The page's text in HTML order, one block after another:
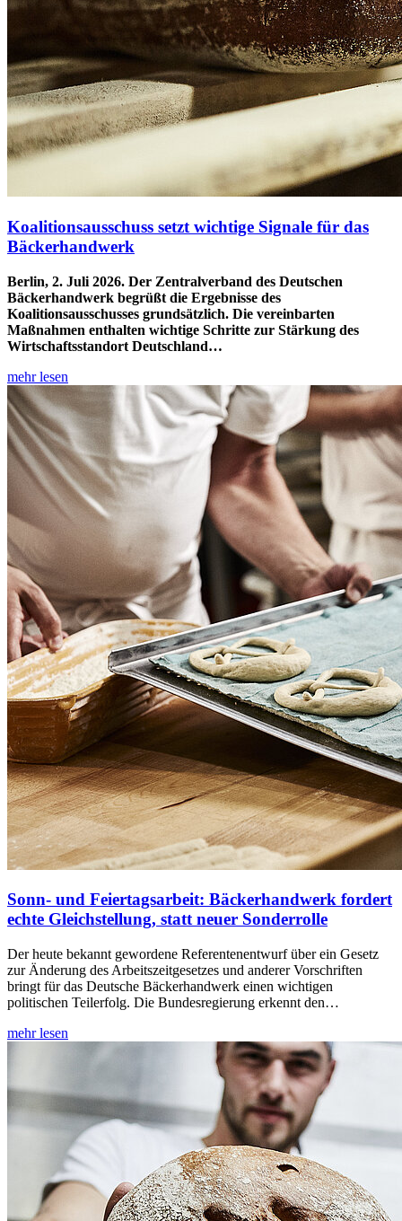
Koalitionsausschuss setzt wichtige Signale für das
Bäckerhandwerk
Berlin, 2. Juli 2026. Der Zentralverband des Deutschen
Bäckerhandwerk begrüßt die Ergebnisse des
Koalitionsausschusses grundsätzlich. Die vereinbarten
Maßnahmen enthalten wichtige Schritte zur Stärkung des
Wirtschaftsstandort Deutschland…
mehr lesen
Sonn- und Feiertagsarbeit: Bäckerhandwerk fordert
echte Gleichstellung, statt neuer Sonderrolle
Der heute bekannt gewordene Referentenentwurf über ein Gesetz
zur Änderung des Arbeitszeitgesetzes und anderer Vorschriften
bringt für das Deutsche Bäckerhandwerk einen wichtigen
politischen Teilerfolg. Die Bundesregierung erkennt den…
mehr lesen